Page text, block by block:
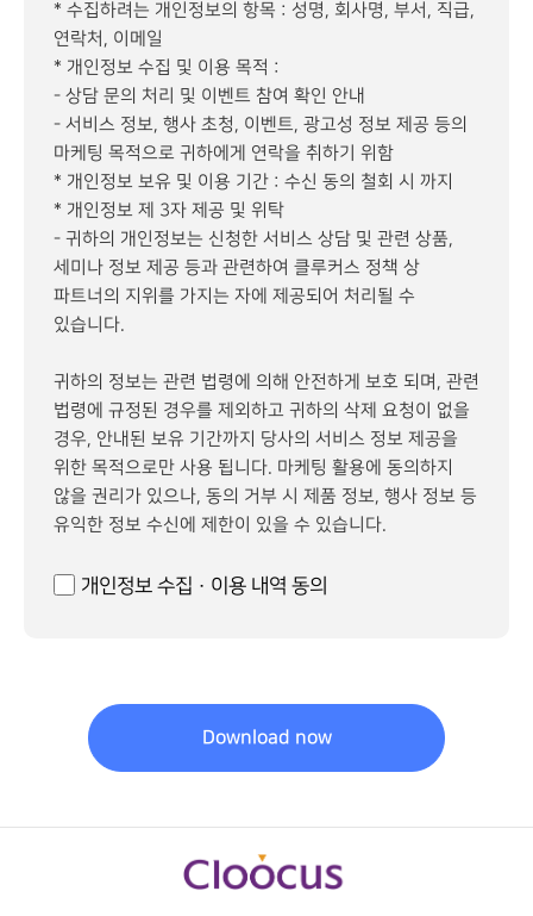
* 수집하려는 개인정보의 항목 : 성명, 회사명, 부서, 직급,
연락처, 이메일
* 개인정보 수집 및 이용 목적 :
- 상담 문의 처리 및 이벤트 참여 확인 안내
- 서비스 정보, 행사 초청, 이벤트, 광고성 정보 제공 등의
마케팅 목적으로 귀하에게 연락을 취하기 위함
* 개인정보 보유 및 이용 기간 : 수신 동의 철회 시 까지
* 개인정보 제 3자 제공 및 위탁
- 귀하의 개인정보는 신청한 서비스 상담 및 관련 상품,
세미나 정보 제공 등과 관련하여 클루커스 정책 상
파트너의 지위를 가지는 자에 제공되어 처리될 수
있습니다.
귀하의 정보는 관련 법령에 의해 안전하게 보호 되며, 관련
법령에 규정된 경우를 제외하고 귀하의 삭제 요청이 없을
경우, 안내된 보유 기간까지 당사의 서비스 정보 제공을
위한 목적으로만 사용 됩니다. 마케팅 활용에 동의하지
않을 권리가 있으나, 동의 거부 시 제품 정보, 행사 정보 등
유익한 정보 수신에 제한이 있을 수 있습니다.
개인정보 수집 · 이용 내역 동의
Download now
field